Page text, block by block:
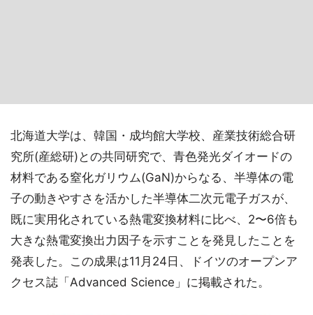
北海道大学は、韓国・成均館大学校、産業技術総合研
究所(産総研)との共同研究で、青色発光ダイオードの
材料である窒化ガリウム(GaN)からなる、半導体の電
子の動きやすさを活かした半導体二次元電子ガスが、
既に実用化されている熱電変換材料に比べ、2〜6倍も
大きな熱電変換出力因子を示すことを発見したことを
発表した。この成果は11月24日、ドイツのオープンア
クセス誌「Advanced Science」に掲載された。